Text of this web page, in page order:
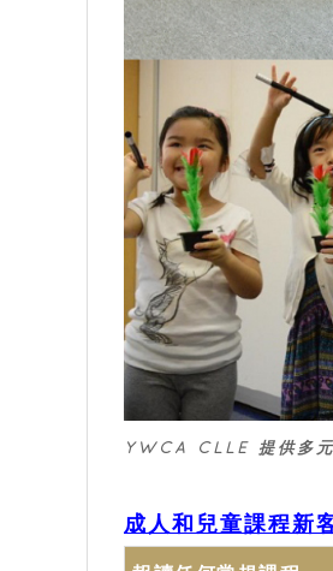
YWCA CLLE 提供多
成人和兒童課程新